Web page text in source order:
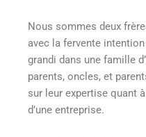
Nous sommes deux
avec la fervente
grandi dans une famille
parents, oncles, et
sur leur expertise quant
d’une entreprise.